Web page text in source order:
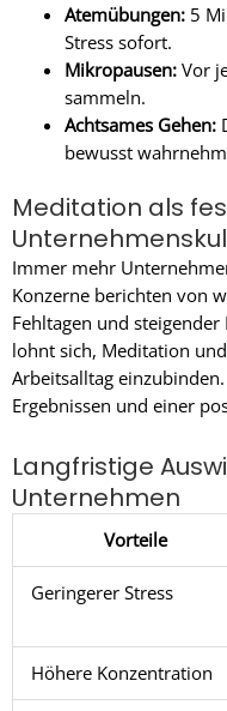
Atemübungen:5
Stress sofort.
Mikropausen:Vor
sammeln.
Achtsames Gehen:
bewusst
Meditation als
Immer mehr
Konzerne berichten von
Fehltagen und
lohnt sich, Meditation
Arbeitsalltag
Ergebnissen und einer
Langfristige
Unternehmen
Vorteile
Geringerer Stress
Höhere Konzentration